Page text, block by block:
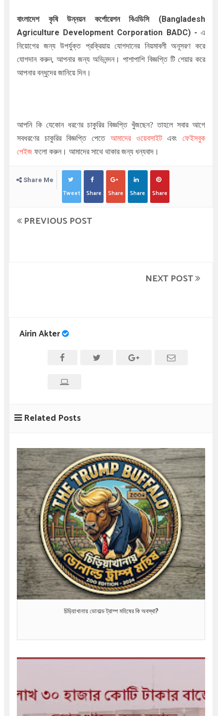
বাংলাদেশ কৃষি উন্নয়ন কর্পোরেশন বিএডিসি(Bangladesh
Agriculture Development Corporation BADC)- এ
নিয়োগের জন্য উপর্যুক্ত প্রক্রিয়ায় যোগদানের নিয়মাবলী অনূসরণ করে
যোগদান করুন, আপনার জন্য অভিনন্দন। পাশাপাশি বিজ্ঞপ্তি টি শেয়ার করে
আপনার বন্ধুদের জানিয়ে দিন।
আপনি কি যেকোন ধরণের চাকুরির বিজ্ঞপ্তি খুঁজছেন?তাহলে সবার আগে
সবধরণের চাকুরির বিজ্ঞপ্তি পেতে
আমাদের ওয়েবসাইট এবংফেইসবুক
পেইজফলো করুন। আমাদের সাথে থাকার জন্য ধন্যবাদ।
Share Me
Tweet Share Share Share Share
PREVIOUS POST
NEXT POST
Airin Akter
Related Posts
চিড়িয়াখানায় ডোনাল্ড ট্রাম্প মহিষের কি অবস্থা?